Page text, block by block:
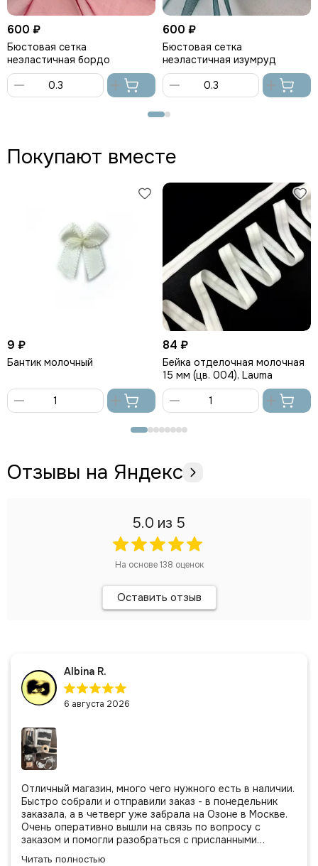
600 ₽
Бюстовая сетка
неэластичная бордо
корзину
600 ₽
Бюстовая сетка
неэластичная изумруд
Покупают вместе
9 ₽
Бантик молочный
корзину
84 ₽
Бейка отделочная молочная
15 мм (цв. 004), Lauma
Отзывы на Яндекс
5.0 из 5
На основе138 оценок
Оставить отзыв
Albina R.
6 августа 2026
Отличный магазин, много чего нужного есть в наличии.
Быстро собрали и отправили заказ - в понедельник
заказала, а в четверг уже забрала на Озоне в Москве.
Очень оперативно вышли на связь по вопросу с
заказом и помогли разобраться с присланными
Читать полностью